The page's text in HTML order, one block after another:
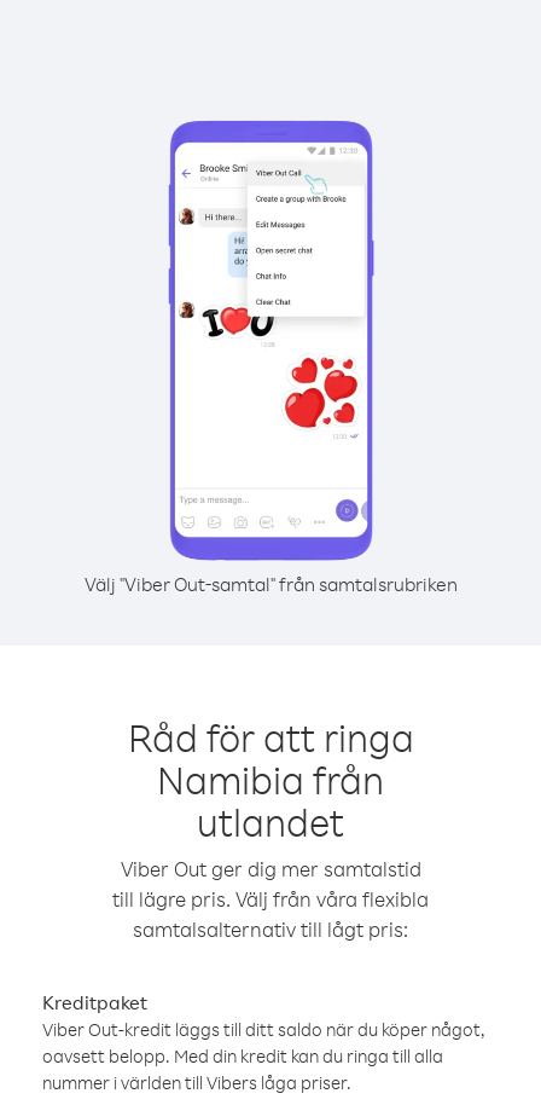
Välj "Viber Out-samtal" från samtalsrubriken
Råd för att ringa
Namibia från
utlandet
Viber Out ger dig mer samtalstid
till lägre pris. Välj från våra flexibla
samtalsalternativ till lågt pris:
Kreditpaket
Viber Out-kredit läggs till ditt saldo när du köper något,
oavsett belopp. Med din kredit kan du ringa till alla
nummer i världen till Vibers låga priser.